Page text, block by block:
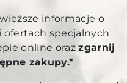
informacje o
ofertach specjalnych
online orazzgarnij
zakupy.*